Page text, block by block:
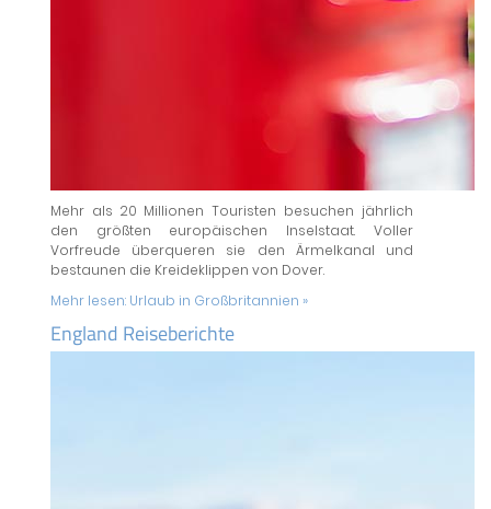
Mehr als 20 Millionen Touristen besuchen jährlich
den größten europäischen Inselstaat. Voller
Vorfreude überqueren sie den Ärmelkanal und
bestaunen die Kreideklippen von Dover.
Mehr lesen: Urlaub in Großbritannien »
England Reiseberichte